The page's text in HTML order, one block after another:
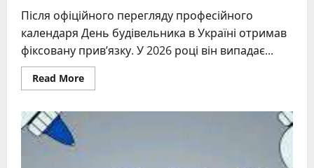
Після офіційного перегляду професійного
календаря День будівельника в Україні отримав
фіксовану прив’язку. У 2026 році він випадає...
Read MoreRead
more